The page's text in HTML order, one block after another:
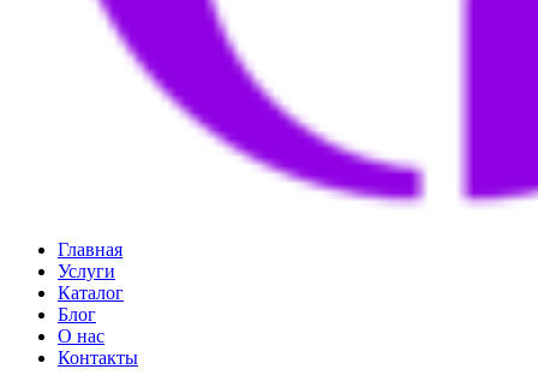
Главная
Услуги
Каталог
Блог
О нас
Контакты